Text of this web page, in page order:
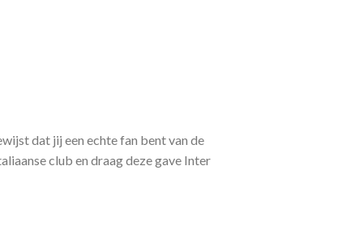
dat jij een echte fan bent van de
club en draag deze gave Inter